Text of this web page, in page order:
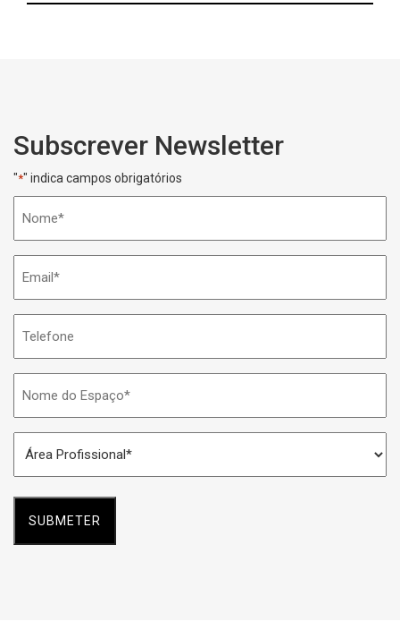
Subscrever Newsletter
"*" indica campos obrigatórios
do
Espaço
Profissional
*